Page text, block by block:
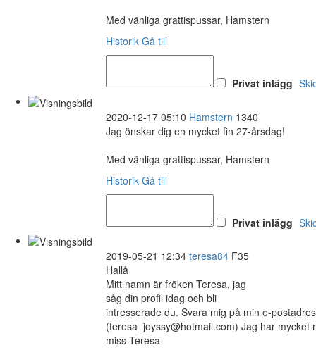
Med vänliga grattispussar, Hamstern
Historik Gå till
Privat inlägg
2020-12-17 05:10 Hamstern 1340
Jag önskar dig en mycket fin 27-årsdag!
Med vänliga grattispussar, Hamstern
Historik Gå till
Privat inlägg
2019-05-21 12:34 teresa84 F35
Hallå
Mitt namn är fröken Teresa, jag
såg din profil idag och bli
intresserade du. Svara mig på min e-
(teresa_joyssy@hotmail.com) Jag har
miss Teresa